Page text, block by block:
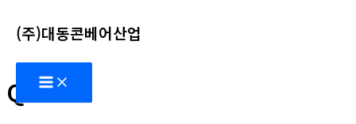
텐
츠
로
건
(주)대동콘베어산업
Main
Menu
Q&A